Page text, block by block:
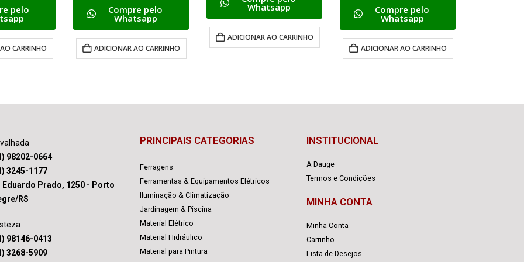
pelo
CARRINHO
Whatsapp
ADICIONAR AO CARRINHO
Compre pelo
Whatsapp
ADICIONAR AO CARRINHO
Compre pelo
Whatsapp
ADICIONAR AO CARRINHO
98202-0664
3245-1177
Eduardo Prado, 1250 - Porto
RS
98146-0413
3268-5909
PRINCIPAIS CATEGORIAS
Ferragens
Ferramentas & Equipamentos Elétricos
Iluminação & Climatização
Jardinagem & Piscina
Material Elétrico
Material Hidráulico
Material para Pintura
INSTITUCIONAL
A Dauge
Termos e Condições
MINHA CONTA
Minha Conta
Carrinho
Lista de Desejos